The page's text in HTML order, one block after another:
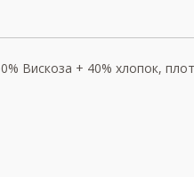
Вискоза + 40% хлопок,